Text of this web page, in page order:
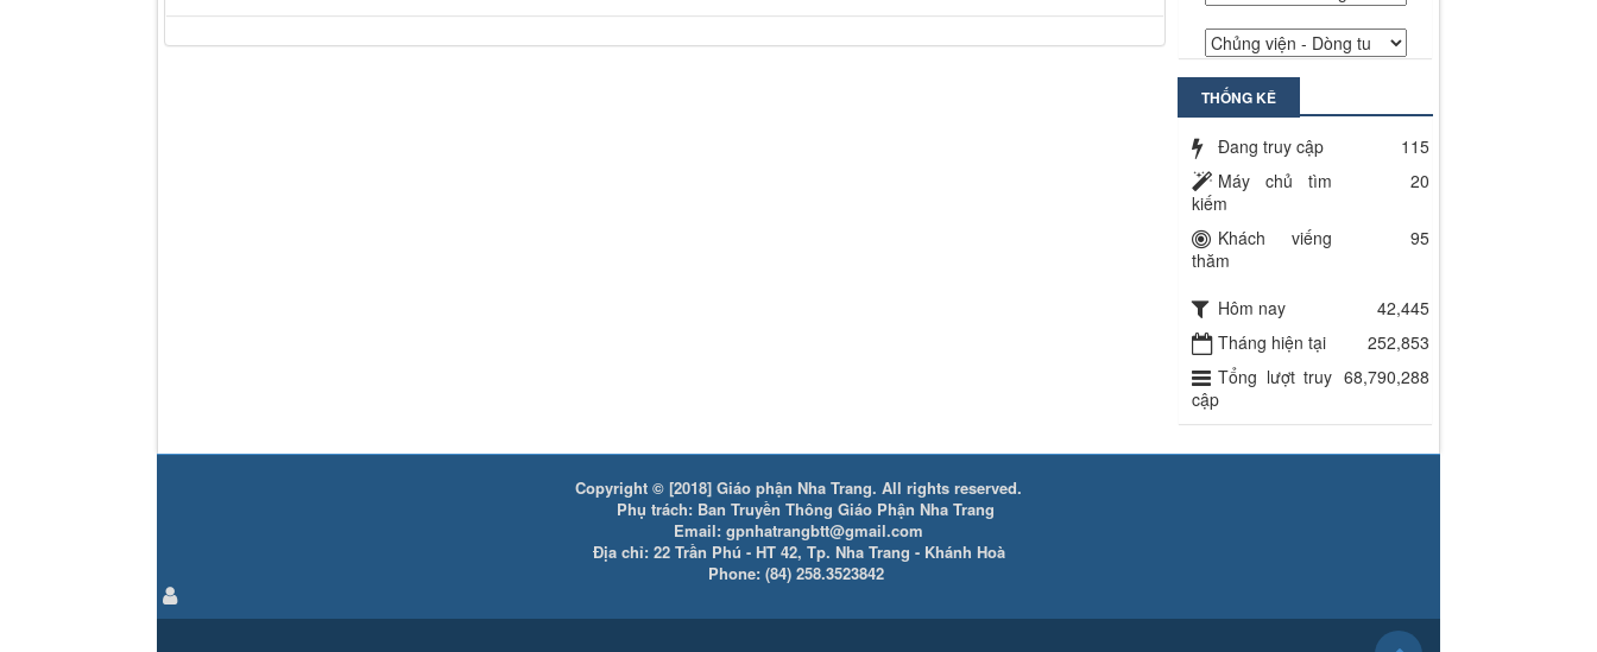
THỐNG KÊ
Đang truy cập
115
Máy chủ tìm
kiếm
20
Khách viếng
thăm
95
Hôm nay
42,445
Tháng hiện tại
252,853
Tổng lượt truy
cập
68,790,288
Copyright © [2018] Giáo phận Nha Trang. All rights reserved.
Phụ trách: Ban Truyền Thông Giáo Phận Nha Trang
Email: gpnhatrangbtt@gmail.com
Địa chỉ: 22 Trần Phú - HT 42, Tp. Nha Trang - Khánh Hoà
Phone: (84) 258.3523842